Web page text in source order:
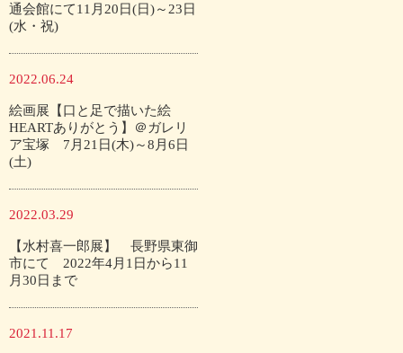
通会館にて11月20日(日)～23日
(水・祝)
2022.06.24
絵画展【口と足で描いた絵
HEARTありがとう】＠ガレリ
ア宝塚 7月21日(木)～8月6日
(土)
2022.03.29
【水村喜一郎展】 長野県東御
市にて 2022年4月1日から11
月30日まで
2021.11.17